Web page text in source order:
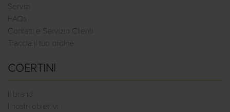
Servizi
FAQs
Contatti e Servizio Clienti
Traccia il tuo ordine
COERTINI
Il brand
I nostri obiettivi